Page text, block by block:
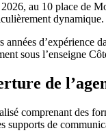
au 10 place de
dynamique.
d’expérience
sous l’enseigne
de
comprenant des
de